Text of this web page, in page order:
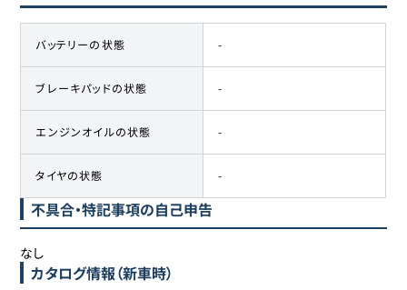
バッテリーの状態 -
ブレーキパッドの状態 -
エンジンオイルの状態 -
タイヤの状態 -
不具合・特記事項の自己申告
なし
カタログ情報（新車時）